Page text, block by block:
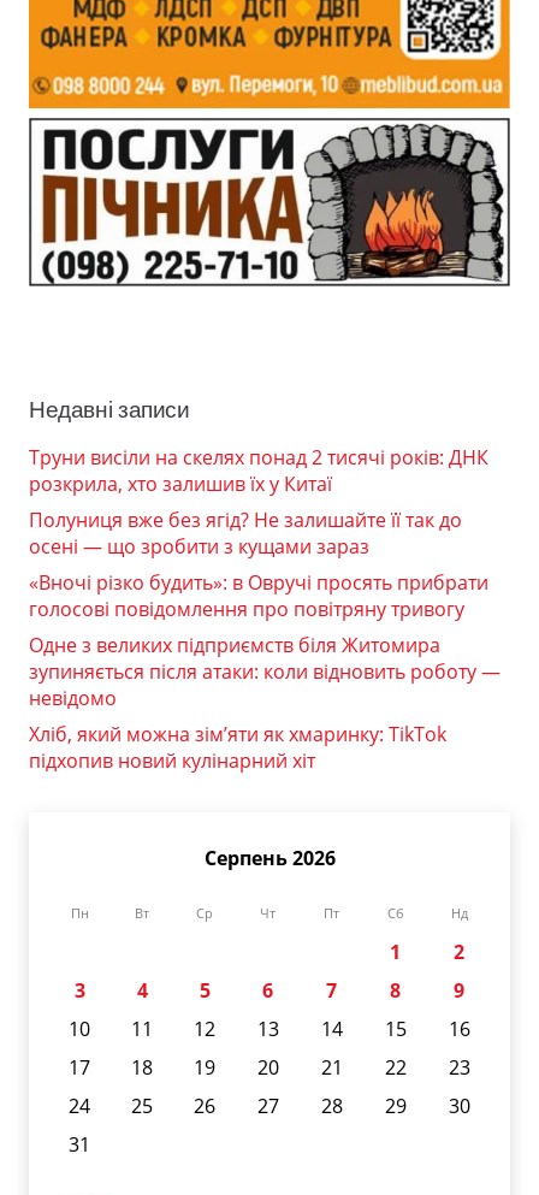
Недавні записи
Труни висіли на скелях понад 2 тисячі років: ДНК
розкрила, хто залишив їх у Китаї
Полуниця вже без ягід? Не залишайте її так до
осені — що зробити з кущами зараз
«Вночі різко будить»: в Овручі просять прибрати
голосові повідомлення про повітряну тривогу
Одне з великих підприємств біля Житомира
зупиняється після атаки: коли відновить роботу —
невідомо
Хліб, який можна зім’яти як хмаринку: TikTok
підхопив новий кулінарний хіт
Серпень 2026
Пн Вт Ср Чт Пт Сб Нд
1
2
3
4 5 6 7 8
9
10
11 12 13 14 15
16
17
18 19 20 21 22
23
24
25 26 27 28 29
30
31